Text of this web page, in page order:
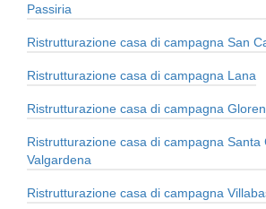
Passiria
Ristrutturazione casa di campagna San
Ristrutturazione casa di campagna Lana
Ristrutturazione casa di campagna
Ristrutturazione casa di campagna Santa
Valgardena
Ristrutturazione casa di campagna